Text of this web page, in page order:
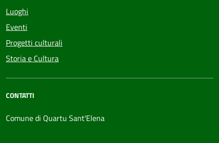
Luoghi
Eventi
Progetti culturali
Storia e Cultura
CONTATTI
Comune di Quartu Sant'Elena